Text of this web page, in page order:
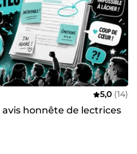
5,0 (14)
honnête de lectrices